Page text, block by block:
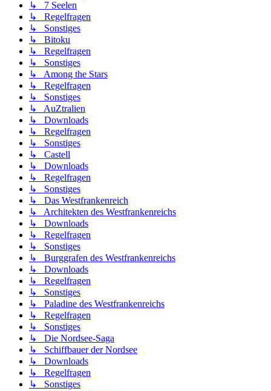
↳ 7 Seelen
↳ Regelfragen
↳ Sonstiges
↳ Bitoku
↳ Regelfragen
↳ Sonstiges
↳ Among the Stars
↳ Regelfragen
↳ Sonstiges
↳ AuZtralien
↳ Downloads
↳ Regelfragen
↳ Sonstiges
↳ Castell
↳ Downloads
↳ Regelfragen
↳ Sonstiges
↳ Das Westfrankenreich
↳ Architekten des Westfrankenreichs
↳ Downloads
↳ Regelfragen
↳ Sonstiges
↳ Burggrafen des Westfrankenreichs
↳ Downloads
↳ Regelfragen
↳ Sonstiges
↳ Paladine des Westfrankenreichs
↳ Regelfragen
↳ Sonstiges
↳ Die Nordsee-Saga
↳ Schiffbauer der Nordsee
↳ Downloads
↳ Regelfragen
↳ Sonstiges